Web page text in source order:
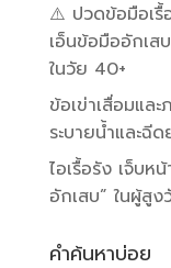
⚠️ ปวดข้อมือเรื้
เอ็นข้อมืออักเส
ในวัย 40+
ข้อเข่าเสื่อมแล
ระบายน้ำและ
ไอเรื้อรัง เจ็บ
อักเสบ” ในผู้สู
คำค้นหาบ่อย